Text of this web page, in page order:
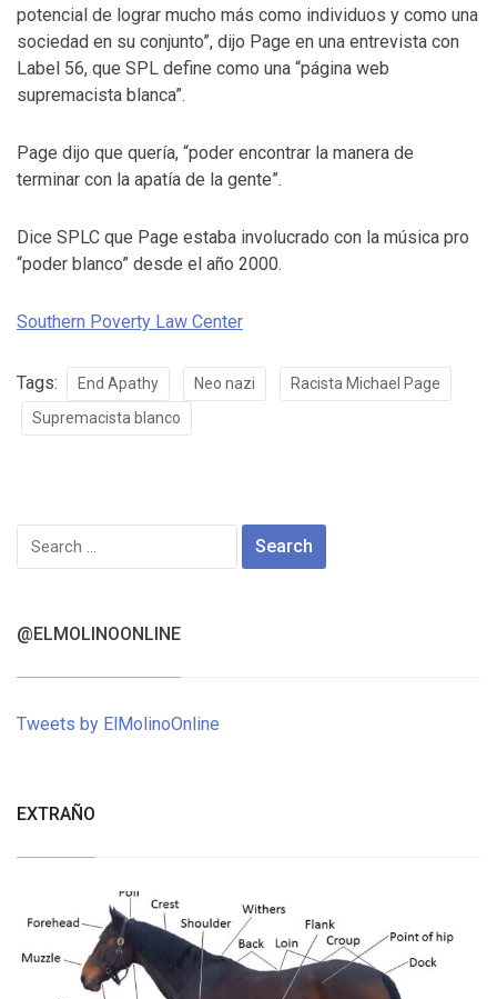
potencial de lograr mucho más como individuos y como una
sociedad en su conjunto”, dijo Page en una entrevista con
Label 56, que SPL define como una “página web
supremacista blanca”.
Page dijo que quería, “poder encontrar la manera de
terminar con la apatía de la gente”.
Dice SPLC que Page estaba involucrado con la música pro
“poder blanco” desde el año 2000.
Southern Poverty Law Center
Tags: End Apathy Neo nazi
Racista Michael Page
Supremacista blanco
Search
for:
@ELMOLINOONLINE
Tweets by ElMolinoOnline
EXTRAÑO